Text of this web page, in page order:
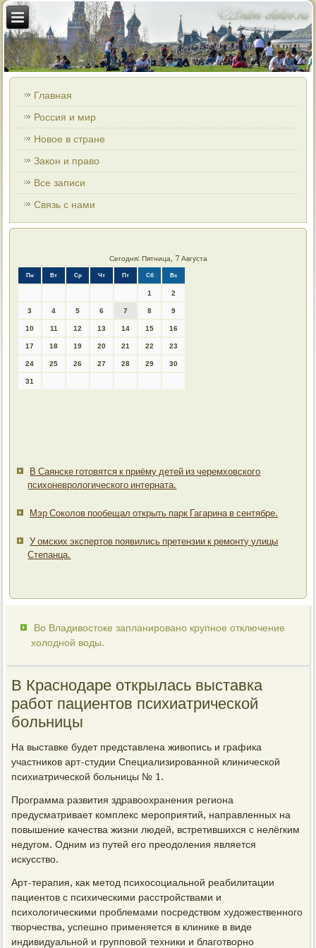
Главная
Россия и мир
Новое в стране
Закон и право
Все записи
Связь с нами
Сегодня: Пятница, 7 Августа
Пн Вт Ср Чт Пт Сб Вс
1 2
3 4 5 6 7 8 9
10 11 12 13 14 15 16
17 18 19 20 21 22 23
24 25 26 27 28 29 30
31
В Саянске готовятся к приёму детей из черемховского
психоневрологического интерната.
Мэр Соколов пообещал открыть парк Гагарина в сентябре.
У омских экспертов появились претензии к ремонту улицы
Степанца.
Во Владивостоке запланировано крупное отключение
холодной воды.
В Краснодаре открылась выставка
работ пациентов психиатрической
больницы
На выставке будет представлена живопись и графика
участников арт-студии Специализированной клинической
психиатрической больницы № 1.
Программа развития здравоохранения региона
предусматривает комплекс мероприятий, направленных на
повышение качества жизни людей, встретившихся с нелёгким
недугом. Одним из путей его преодоления является
искусство.
Арт-терапия, как метод психосоциальной реабилитации
пациентов с психическими расстройствами и
психологическими проблемами посредством художественного
творчества, успешно применяется в клинике в виде
индивидуальной и групповой техники и благотворно